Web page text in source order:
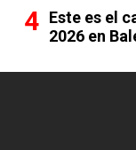
Este es el
2026 en